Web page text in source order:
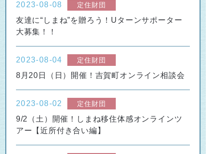
2023-08-08 定住財団
友達に“しまね”を贈ろう！Uターンサポーター
大募集！！
2023-08-04 定住財団
8月20日（日）開催！吉賀町オンライン相談会
2023-08-02 定住財団
9/2（土）開催！しまね移住体感オンラインツ
アー【近所付き合い編】